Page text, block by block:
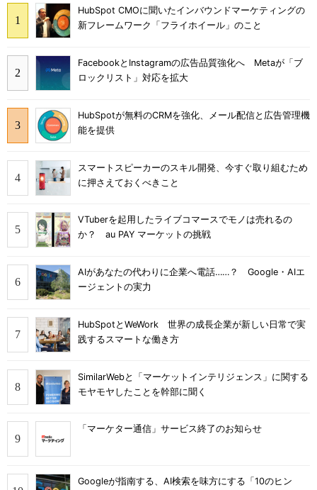
HubSpot CMOに聞いたインバウンドマーケティングの
新フレームワーク「フライホイール」のこと
FacebookとInstagramの広告品質強化へ Metaが「ブ
ロックリスト」対応を拡大
HubSpotが無料のCRMを強化、メール配信と広告管理機
能を提供
スマートスピーカーのスキル開発、今すぐ取り組むため
に押さえておくべきこと
VTuberを起用したライブコマースでモノは売れるの
か？ au PAY マーケットの挑戦
AIがあなたの代わりに企業へ電話……？ Google・AIエ
ージェントの実力
HubSpotとWeWork 世界の成長企業が新しい日常で実
践するスマートな働き方
SimilarWebと「マーケットインテリジェンス」に関する
モヤモヤしたことを幹部に聞く
「マーケター通信」サービス終了のお知らせ
Googleが指南する、AI検索を味方にする「10のヒン